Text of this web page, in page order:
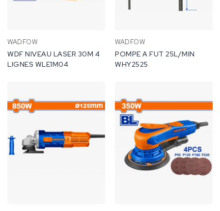
WADFOW
WDF NIVEAU LASER 30M 4
LIGNES WLE1M04
WADFOW
POMPE A FUT 25L/MIN
WHY2525